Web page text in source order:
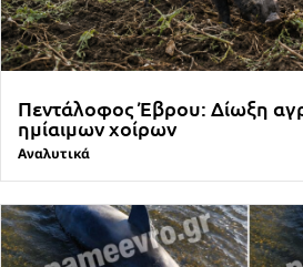
Πεντάλοφος Έβρου: Δίωξη
ημίαιμων χοίρων
Αναλυτικά